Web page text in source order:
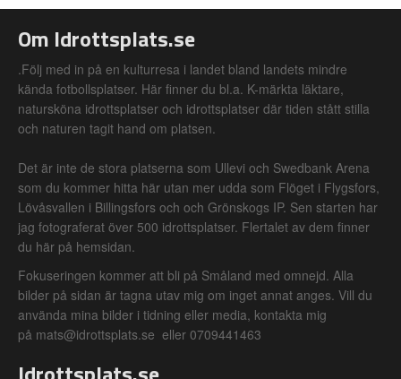
Om Idrottsplats.se
.Följ med in på en kulturresa i landet bland landets mindre
kända fotbollsplatser. Här finner du bl.a. K-märkta läktare,
natursköna idrottsplatser och idrottsplatser där tiden stått stilla
och naturen tagit hand om platsen.
Det är inte de stora platserna som Ullevi och Swedbank Arena
som du kommer hitta här utan mer udda som Flöget i Flygsfors,
Lövåsvallen i Billingsfors och och Grönskogs IP. Sen starten har
jag fotograferat över 500 idrottsplatser. Flertalet av dem finner
du här på hemsidan.
Fokuseringen kommer att bli på Småland med omnejd. Alla
bilder på sidan är tagna utav mig om inget annat anges. Vill du
använda mina bilder i tidning eller media, kontakta mig
på mats@idrottsplats.se eller 0709441463